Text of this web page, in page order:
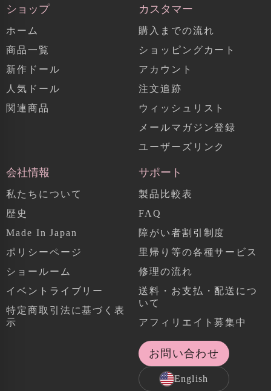
ショップ
ホーム
商品一覧
新作ドール
人気ドール
関連商品
カスタマー
購入までの流れ
ショッピングカート
アカウント
注文追跡
ウィッシュリスト
メールマガジン登録
ユーザーズリンク
会社情報
私たちについて
歴史
Made In Japan
ポリシーページ
ショールーム
イベントライブリー
特定商取引法に基づく表
示
サポート
製品比較表
FAQ
障がい者割引制度
里帰り等の各種サービス
修理の流れ
送料・お支払・配送につ
いて
アフィリエイト募集中
お問い合わせ
English